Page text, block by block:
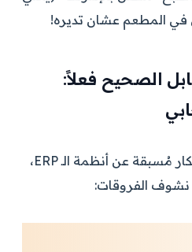
المطعم عشان تديره!
الصحيح فعلاً:
كثير من المدراء عندهم أفكار مُسبقة عن أنظمة الـ ERP،
نشوف الفروقات: